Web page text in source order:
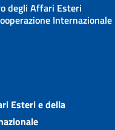
degli Affari Esteri
Internazionale
Esteri e della